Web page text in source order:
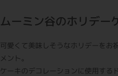
ムーミン谷のホリデー
可愛くて美味しそうなホリデーをお
メント。
ケーキのデコレーションに使用する